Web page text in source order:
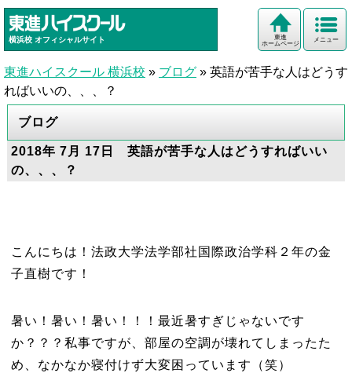
横浜校 オフィシャルサイト メニュー
東進
ホームページ
東進ハイスクール 横浜校 » ブログ » 英語が苦手な人はどうす
ればいいの、、、？
ブログ
2018年 7月 17日 英語が苦手な人はどうすればいい
の、、、？
こんにちは！法政大学法学部社国際政治学科２年の金
子直樹です！
暑い！暑い！暑い！！！最近暑すぎじゃないです
か？？？私事ですが、部屋の空調が壊れてしまったた
め、なかなか寝付けず大変困っています（笑）